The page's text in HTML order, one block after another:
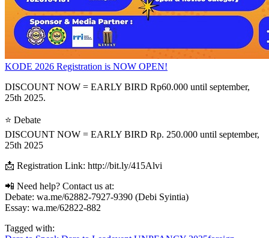
KODE 2026 Registration is NOW OPEN!
DISCOUNT NOW = EARLY BIRD Rp60.000 until september,
25th 2025.
⭐ Debate
DISCOUNT NOW = EARLY BIRD Rp. 250.000 until september,
25th 2025
📩 Registration Link: http://bit.ly/415Alvi
📲 Need help? Contact us at:
Debate: wa.me/62882-7927-9390 (Debi Syintia)
Essay: wa.me/62822-882
Tagged with: